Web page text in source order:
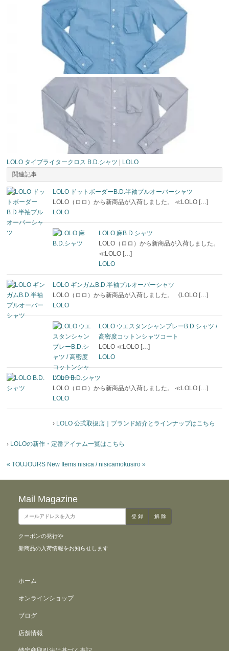
LOLO タイプライタークロス B.D.シャツ | LOLO
関連記事
LOLO ドットボーダーB.D.半袖プルオーバーシャツ
LOLO（ロロ）から新商品が入荷しました。 ≪LOLO […]
LOLO
LOLO 麻B.D.シャツ
LOLO（ロロ）から新商品が入荷しました。
≪LOLO […]
LOLO
LOLO ギンガムB.D.半袖プルオーバーシャツ
LOLO（ロロ）から新商品が入荷しました。 《LOLO […]
LOLO
LOLO ウエスタンシャンブレーB.D.シャツ /
高密度コットンシャツコート
LOLO ≪LOLO […]
LOLO
LOLO B.D.シャツ
LOLO（ロロ）から新商品が入荷しました。 ≪LOLO […]
LOLO
› LOLO 公式取扱店｜ブランド紹介とラインナップはこちら
› LOLOの新作・定番アイテム一覧はこちら
« TOUJOURS New Items nisica / nisicamokusiro»
Mail Magazine
クーポンの発行や
新商品の入荷情報をお知らせします
ホーム
オンラインショップ
ブログ
店舗情報